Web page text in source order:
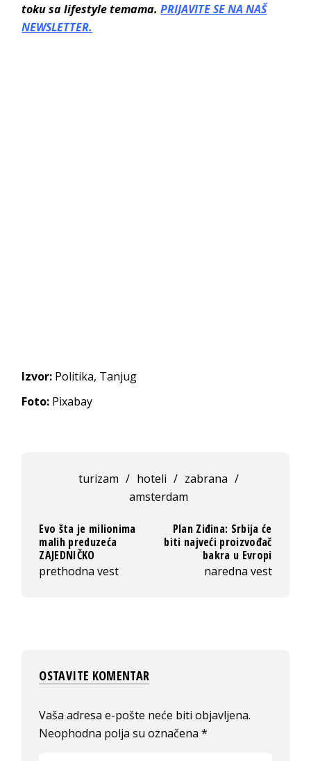
toku sa lifestyle temama.PRIJAVITE SE NA NAŠ
NEWSLETTER.
Izvor: Politika, Tanjug
Foto: Pixabay
turizam / hoteli / zabrana /
amsterdam
Evo šta je milionima
malih preduzeća
ZAJEDNIČKO
prethodna vest
Plan Ziđina: Srbija će
biti najveći proizvođač
bakra u Evropi
naredna vest
OSTAVITE KOMENTAR
Vaša adresa e-pošte neće biti objavljena.
Neophodna polja su označena*